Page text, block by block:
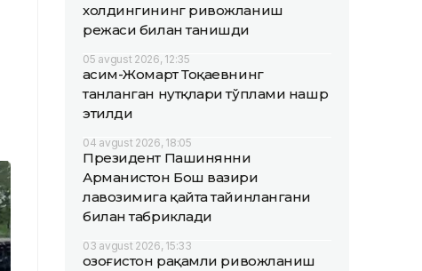
холдингининг ривожланиш
режаси билан танишди
05 avgust 2026, 12:35
Қасим-Жомарт Тоқаевнинг
танланган нутқлари тўплами нашр
этилди
04 avgust 2026, 18:05
Президент Пашинянни
Арманистон Бош вазири
лавозимига қайта тайинлангани
билан табриклади
03 avgust 2026, 15:33
Қозоғистон рақамли ривожланиш